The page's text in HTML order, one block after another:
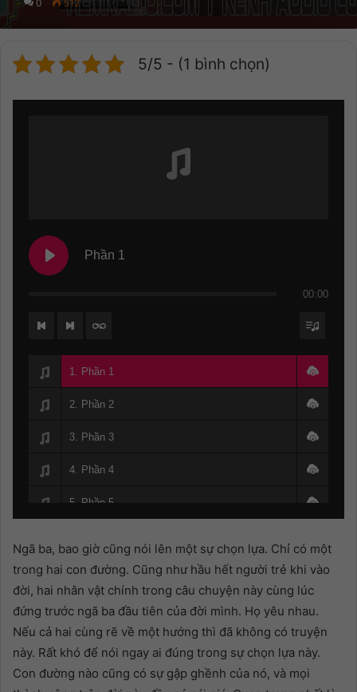
0 512
5/5 - (1 bình chọn)
Phần 1
00:00
1. Phần 1
2. Phần 2
3. Phần 3
4. Phần 4
5. Phần 5
7. Phần 7
8. Phần 8 - Hết
Ngã ba, bao giờ cũng nói lên một sự chọn lựa. Chỉ có một
trong hai con đường. Cũng như hầu hết người trẻ khi vào
đời, hai nhân vật chính trong câu chuyện này cùng lúc
đứng trước ngã ba đầu tiên của đời mình. Họ yêu nhau.
Nếu cả hai cùng rẽ về một hướng thì đã không có truyện
này. Rất khó để nói ngay ai đúng trong sự chọn lựa này.
Con đường nào cũng có sự gập ghềnh của nó, và mọi